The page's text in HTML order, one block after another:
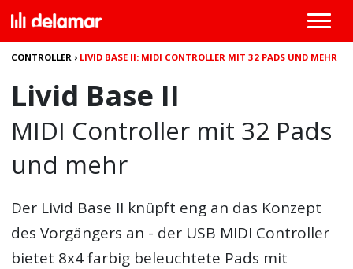
CONTROLLER › LIVID BASE II: MIDI CONTROLLER MIT 32 PADS UND MEHR
Livid Base II
MIDI Controller mit 32 Pads
und mehr
Der Livid Base II knüpft eng an das Konzept
des Vorgängers an - der USB MIDI Controller
bietet 8x4 farbig beleuchtete Pads mit